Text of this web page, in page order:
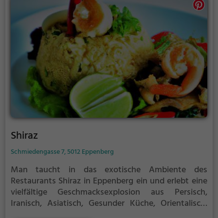
Sammoos fühlt man sich einfach wohl. Die
angenehme Atmosphäre lädt zum Verweilen ein und
das freundliche Personal sorgt dafür, dass man sich
rundum wohl fühlt. Wer also auf der Suche nach
einer kulinarischen Vielfalt ist, ist im Restaurant
Sammoos bestens aufgehoben.
Shiraz
Schmiedengasse 7, 5012 Eppenberg
Man taucht in das exotische Ambiente des
Restaurants Shiraz in Eppenberg ein und erlebt eine
vielfältige Geschmacksexplosion aus Persisch,
Iranisch, Asiatisch, Gesunder Küche, Orientalisch,